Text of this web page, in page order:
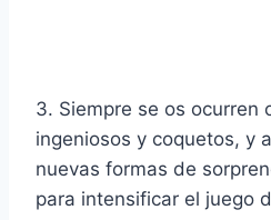
3. Siempre se os ocurren
ingeniosos y coquetos, y
nuevas formas de
para intensificar el juego